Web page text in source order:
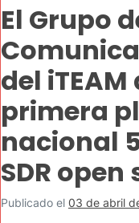
El Grupo
del
primera
nacional
SDR open
Publicado el 03 de abril